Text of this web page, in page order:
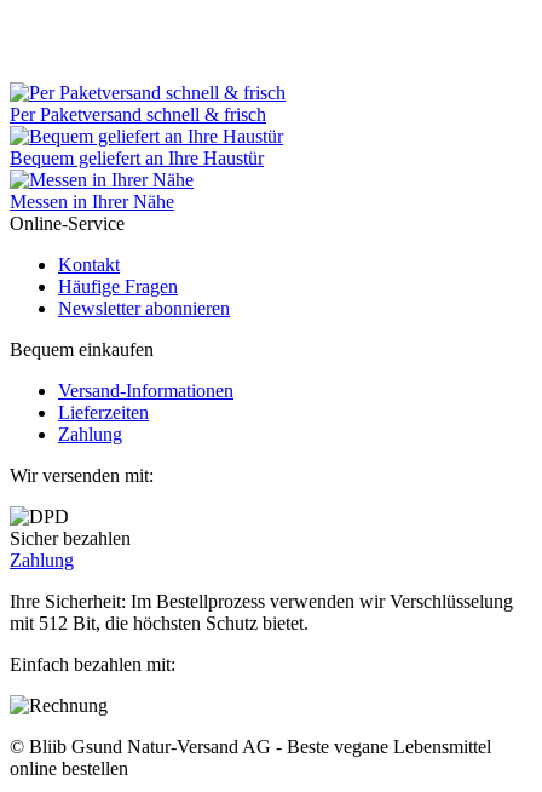
Per Paketversand schnell & frisch
Bequem geliefert an Ihre Haustür
Messen in Ihrer Nähe
Online-Service
Kontakt
Häufige Fragen
Newsletter abonnieren
Bequem einkaufen
Versand-Informationen
Lieferzeiten
Zahlung
Wir versenden mit:
Sicher bezahlen
Zahlung
Ihre Sicherheit: Im Bestellprozess verwenden wir Verschlüsselung
mit 512 Bit, die höchsten Schutz bietet.
Einfach bezahlen mit:
© Bliib Gsund Natur-Versand AG - Beste vegane Lebensmittel
online bestellen